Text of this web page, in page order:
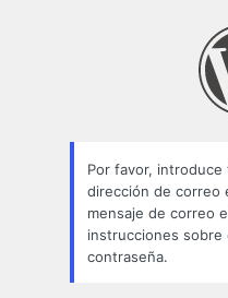
Por favor,
dirección de correo
mensaje de correo
instrucciones
contraseña.